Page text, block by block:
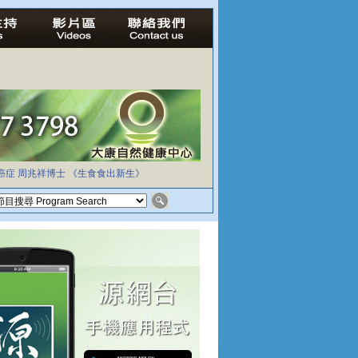
症 周兆祥博士 《生食食出新生》